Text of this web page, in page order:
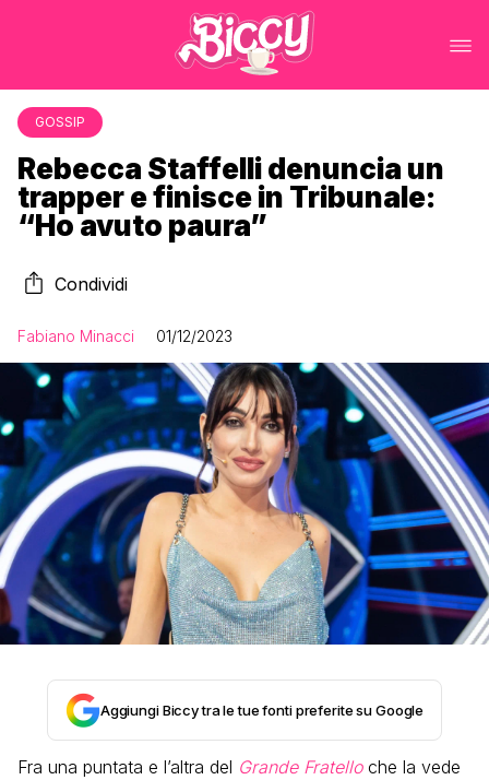
GOSSIP
Rebecca Staffelli denuncia un
trapper e finisce in Tribunale:
“Ho avuto paura”
Condividi
Fabiano Minacci 01/12/2023
Aggiungi Biccy tra le tue fonti preferite su Google
Fra una puntata e l’altra del Grande Fratelloche la vede